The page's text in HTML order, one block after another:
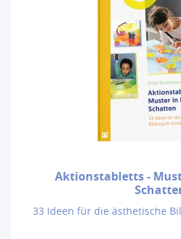
Aktionstabletts -
33 Ideen für die ästhetische